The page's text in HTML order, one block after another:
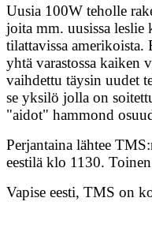
Uusia 100W teholle
joita mm. uusissa leslie
tilattavissa
yhtä varastossa kaiken
vaihdettu täysin uudet
se yksilö jolla on
"aidot" hammond
Perjantaina lähtee
eestilä klo 1130.
Vapise eesti, TMS on